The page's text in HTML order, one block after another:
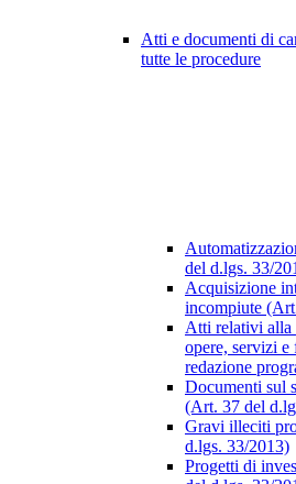
Atti e documenti di
tutte le procedure
del d.lgs. 33/
Acquisizione
incompiute
Atti relativi alla
opere, servizi e
redazione
Documenti sul
(Art. 37 del
Gravi illeciti
d.lgs. 33/2013)
Progetti di